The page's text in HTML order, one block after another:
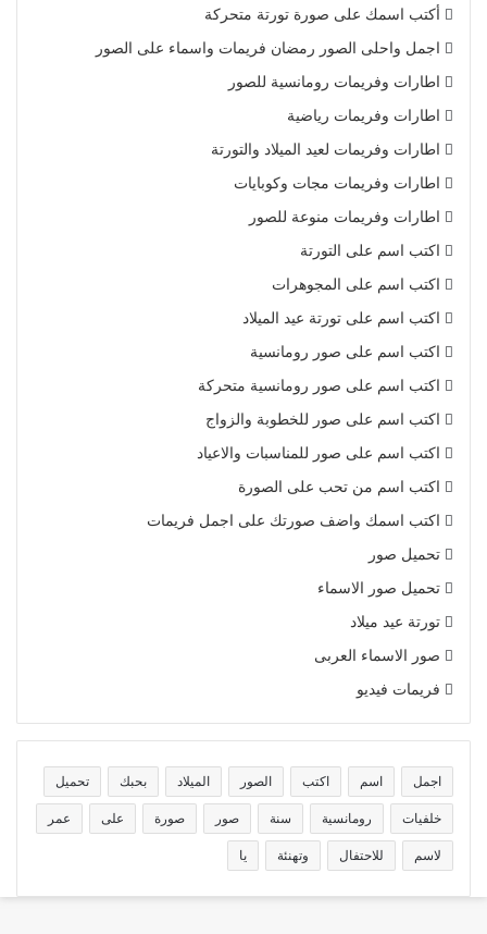
أكتب اسمك على صورة تورتة متحركة
اجمل واحلى الصور رمضان فريمات واسماء على الصور
اطارات وفريمات رومانسية للصور
اطارات وفريمات رياضية
اطارات وفريمات لعيد الميلاد والتورتة
اطارات وفريمات مجات وكوبايات
اطارات وفريمات منوعة للصور
اكتب اسم على التورتة
اكتب اسم على المجوهرات
اكتب اسم على تورتة عيد الميلاد
اكتب اسم على صور رومانسية
اكتب اسم على صور رومانسية متحركة
اكتب اسم على صور للخطوبة والزواج
اكتب اسم على صور للمناسبات والاعياد
اكتب اسم من تحب على الصورة
اكتب اسمك واضف صورتك على اجمل فريمات
تحميل صور
تحميل صور الاسماء
تورتة عيد ميلاد
صور الاسماء العربى
فريمات فيديو
اجمل اسم اكتب الصور الميلاد بحبك تحميل
خلفيات رومانسية سنة صور صورة على عمر
لاسم للاحتفال وتهنئة يا